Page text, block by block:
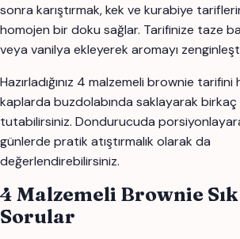
sonra karıştırmak, kek ve kurabiye
homojen bir doku sağlar. Tarifinize taze
veya vanilya ekleyerek aromayı
Hazırladığınız 4 malzemeli brownie
kaplarda buzdolabında saklayarak
tutabilirsiniz. Dondurucuda
günlerde pratik atıştırmalık olarak da
değerlendirebilirsiniz.
4 Malzemeli Brownie
Sorular